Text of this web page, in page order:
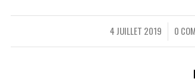
4 JUILLET 2019
/ 0